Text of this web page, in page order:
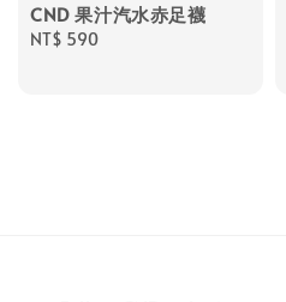
CND 果汁汽水赤足襪
Regular
NT$ 590